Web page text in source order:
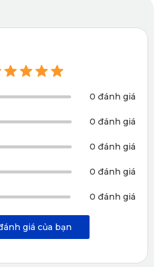
nguyên sinh cao cấp, thảm lót
có độ mềm dẻo, tính đàn hồi
xe dễ chịu ngay cả khi đậu xe lâu
thảm lót sàn KATA đã đạt được
Âu về độ an toàn, đảm bảo
0 đánh giá
0 đánh giá
0 đánh giá
0 đánh giá
0 đánh giá
giá của bạn